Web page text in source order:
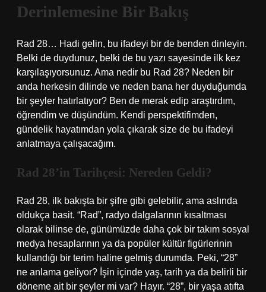
Derinlemesine Bir Bakış
Rad 28… Hadi gelin, bu ifadeyi bir de benden dinleyin.
Belki de duydunuz, belki de bu yazı sayesinde ilk kez
karşılaşıyorsunuz. Ama nedir bu Rad 28? Neden bir
anda herkesin dilinde ve neden bana her duyduğumda
bir şeyler hatırlatıyor? Ben de merak edip araştırdım,
öğrendim ve düşündüm. Kendi perspektifimden,
gündelik hayatımdan yola çıkarak size de bu ifadeyi
anlatmaya çalışacağım.
Rad 28’in Tarihçesi: Nereden Geldi?
Rad 28, ilk bakışta bir şifre gibi gelebilir, ama aslında
oldukça basit. “Rad”, radyo dalgalarının kısaltması
olarak bilinse de, günümüzde daha çok bir takım sosyal
medya hesaplarının ya da popüler kültür figürlerinin
kullandığı bir terim haline gelmiş durumda. Peki, “28”
ne anlama geliyor? İşin içinde yaş, tarih ya da belirli bir
döneme ait bir şeyler mi var? Hayır. “28”, bir yaşa atıfta